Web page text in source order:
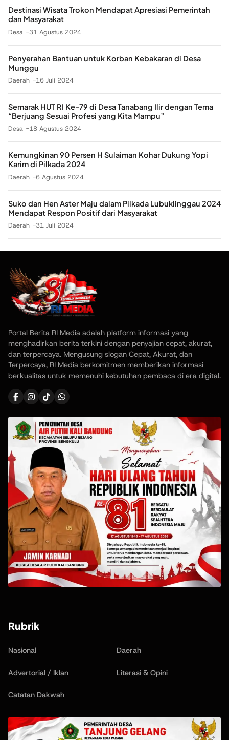
Destinasi Wisata Trokon Mendapat Apresiasi Pemerintah
dan Masyarakat
Desa 31 Agustus 2024
Penyerahan Bantuan untuk Korban Kebakaran di Desa
Munggu
Daerah 16 Juli 2024
Semarak HUT RI Ke-79 di Desa Tanabang Ilir dengan Tema
“Berjuang Sesuai Profesi yang Kita Mampu”
Desa 18 Agustus 2024
Kemungkinan 90 Persen H Sulaiman Kohar Dukung Yopi
Karim di Pilkada 2024
Daerah 6 Agustus 2024
Suko dan Hen Aster Maju dalam Pilkada Lubuklinggau 2024
Mendapat Respon Positif dari Masyarakat
Daerah 31 Juli 2024
Portal Berita RI Media adalah platform informasi yang
menghadirkan berita terkini dengan penyajian cepat, akurat,
dan terpercaya. Mengusung slogan Cepat, Akurat, dan
Terpercaya, RI Media berkomitmen memberikan informasi
berkualitas untuk memenuhi kebutuhan pembaca di era digital.
Rubrik
Nasional Daerah
Advertorial / Iklan Literasi & Opini
Catatan Dakwah